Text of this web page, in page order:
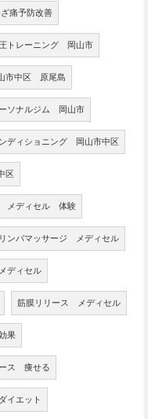
痛予防改善
トレーニング 岡山市
市中区 原尾島
ソナルジム 岡山市
ディショニング 岡山市中区
区
メディセル 体験
リンパマッサージ メディセル
ディセル
筋膜リリース メディセル
果
ス 痩せる
イエット